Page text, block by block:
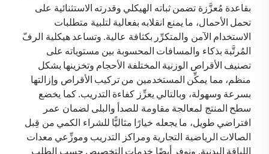
بقاعدة مُعزَّزة تضمن ثباته الهيكلي وقدرته الاستثنائية على
تحمل الأحمال، ما يمنع انقلابه بفعالية لتلبية متطلبات
الاستخدام الآمن والمتكرِّر بكثافة عالية. وتساعد هيكلية الرفّ
المُرتَّبة بذكاء والمسافات المحسوبة بين مستوياته على
تصنيف الأقراص الوزنية المختلفة الأحجام وتخزينها بشكل
منظم، مما يمكِّن المستخدمين من تركيب الأقراص وإزالتها
بسرعة وسهولة، وبالتالي يعزِّز كفاءة التدريب. كما يخضع
سطح المنتج لمعالجة مقاومة للصدأ والبلى لضمان عمر
افتراضي طويل، ما يجعله خيارًا مثاليًّا للشراء الكمي من قِبل
الصالات الرياضية التجارية ومراكز التدريب وموزِّعي معدات
اللياقة البدنية. ونوفر أيضًا خدمات التخصيص حسب الطلب